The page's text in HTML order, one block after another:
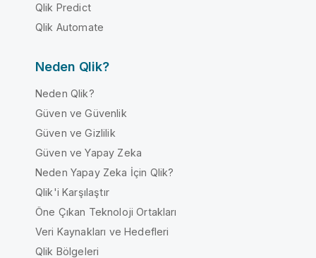
Qlik Predict
Qlik Automate
Neden Qlik?
Neden Qlik?
Güven ve Güvenlik
Güven ve Gizlilik
Güven ve Yapay Zeka
Neden Yapay Zeka İçin Qlik?
Qlik'i Karşılaştır
Öne Çıkan Teknoloji Ortakları
Veri Kaynakları ve Hedefleri
Qlik Bölgeleri